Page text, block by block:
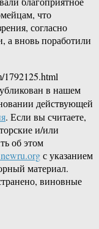
что
согласно
а вновь поработили
1792125.html
в нашем
действующей
. Если вы считаете,
и/или
об этом
с указанием
материал.
виновные